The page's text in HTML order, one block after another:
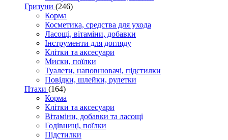
Гризуни (246)
Корма
Косметика, средства для ухода
Ласощі, вітаміни, добавки
Інструменти для догляду
Клітки та аксесуари
Миски, поїлки
Туалети, наповнювачі, підстилки
Повідки, шлейки, рулетки
Птахи (164)
Корма
Клітки та аксесуари
Вітаміни, добавки та ласощі
Годівниці, поїлки
Підстилки